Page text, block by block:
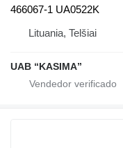
466067-1 UA0522K
Lituania, Telšiai
UAB “KASIMA”